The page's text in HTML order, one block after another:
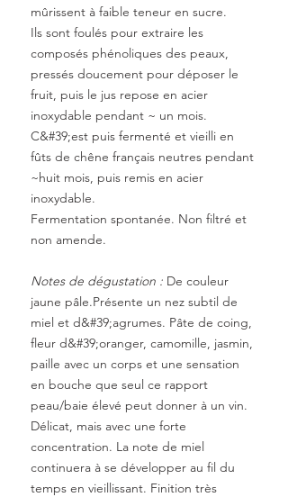
mûrissent à faible teneur en sucre.
Ils sont foulés pour extraire les
composés phénoliques des peaux,
pressés doucement pour déposer le
fruit, puis le jus repose en acier
inoxydable pendant ~ un mois.
C&#39;est puis fermenté et vieilli en
fûts de chêne français neutres pendant
~huit mois, puis remis en acier
inoxydable.
Fermentation spontanée. Non filtré et
non amende.
Notes de dégustation : De couleur
jaune pâle.Présente un nez subtil de
miel et d&#39;agrumes. Pâte de coing,
fleur d&#39;oranger, camomille, jasmin,
paille avec un corps et une sensation
en bouche que seul ce rapport
peau/baie élevé peut donner à un vin.
Délicat, mais avec une forte
concentration. La note de miel
continuera à se développer au fil du
temps en vieillissant. Finition très